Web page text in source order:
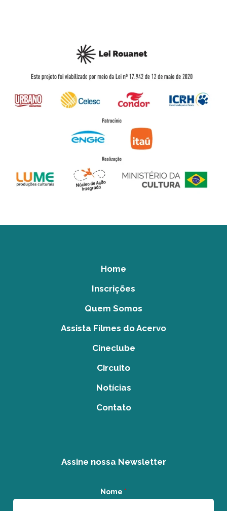
Home
Inscrições
Quem Somos
Assista Filmes do Acervo
Cineclube
Circuito
Notícias
Contato
Assine nossa Newsletter
Nome *